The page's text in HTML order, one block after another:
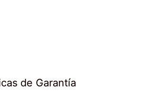
de Garantía